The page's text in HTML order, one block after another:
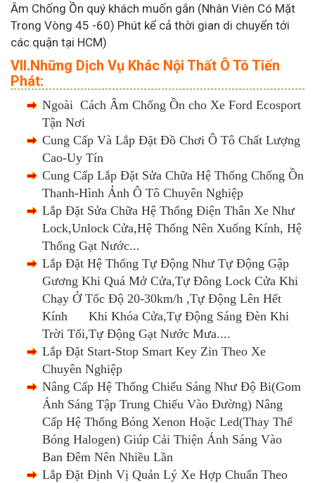
Âm Chống Ồn quý khách muốn gắn (Nhân Viên Có Mặt
Trong Vòng 45 -60) Phút kể cả thời gian di chuyển tới
các quận tại HCM)
VII.Những Dịch Vụ Khác Nội Thất Ô Tô Tiến
Phát:
Ngoài Cách Âm Chống Ồn cho Xe Ford Ecosport
Tận Nơi
Cung Cấp Và Lắp Đặt Đồ Chơi Ô Tô Chất Lượng
Cao-Uy Tín
Cung Cấp Lắp Đặt Sửa Chữa Hệ Thống Chống Ồn
Thanh-Hình Ảnh Ô Tô Chuyên Nghiệp
Lắp Đặt Sửa Chữa Hệ Thống Điện Thân Xe Như
Lock,Unlock Cửa,Hệ Thống Nên Xuống Kính, Hệ
Thống Gạt Nước...
Lắp Đặt Hệ Thống Tự Động Như Tự Động Gập
Gương Khi Quá Mở Cửa,Tự Đông Lock Cửa Khi
Chạy Ở Tốc Độ 20-30km/h ,Tự Động Lên Hết
Kính Khi Khóa Cửa,Tự Động Sáng Đèn Khi
Trời Tối,Tự Động Gạt Nước Mưa....
Lắp Đặt Start-Stop Smart Key Zin Theo Xe
Chuyên Nghiệp
Nâng Cấp Hệ Thống Chiếu Sáng Như Độ Bi(Gom
Ánh Sáng Tập Trung Chiếu Vào Đường) Nâng
Cấp Hệ Thống Bóng Xenon Hoặc Led(Thay Thế
Bóng Halogen) Giúp Cải Thiện Ánh Sáng Vào
Ban Đêm Nên Nhiều Lần
Lắp Đặt Định Vị Quản Lý Xe Hợp Chuẩn Theo